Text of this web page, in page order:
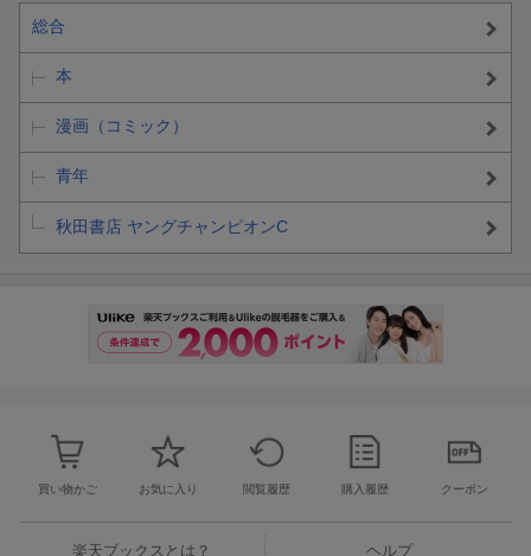
総合
本
漫画（コミック）
青年
秋田書店 ヤングチャンピオンC
買い物かご お気に入り 閲覧履歴 購入履歴 クーポン
楽天ブックスとは？ ヘルプ